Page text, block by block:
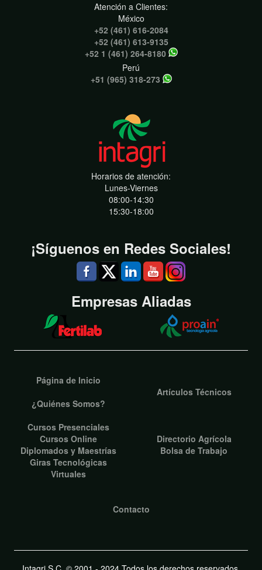
Atención a Clientes:
México
+52 (461) 616-2084
+52 (461) 613-9135
+52 1 (461) 264-8180
Perú
+51 (965) 318-273
Horarios de atención:
Lunes-Viernes
08:00-14:30
15:30-18:00
¡Síguenos en Redes Sociales!
Empresas Aliadas
Página de Inicio
¿Quiénes Somos?
Artículos Técnicos
Cursos Presenciales
Cursos Online
Diplomados y Maestrías
Giras Tecnológicas
Virtuales
Directorio Agrícola
Bolsa de Trabajo
Contacto